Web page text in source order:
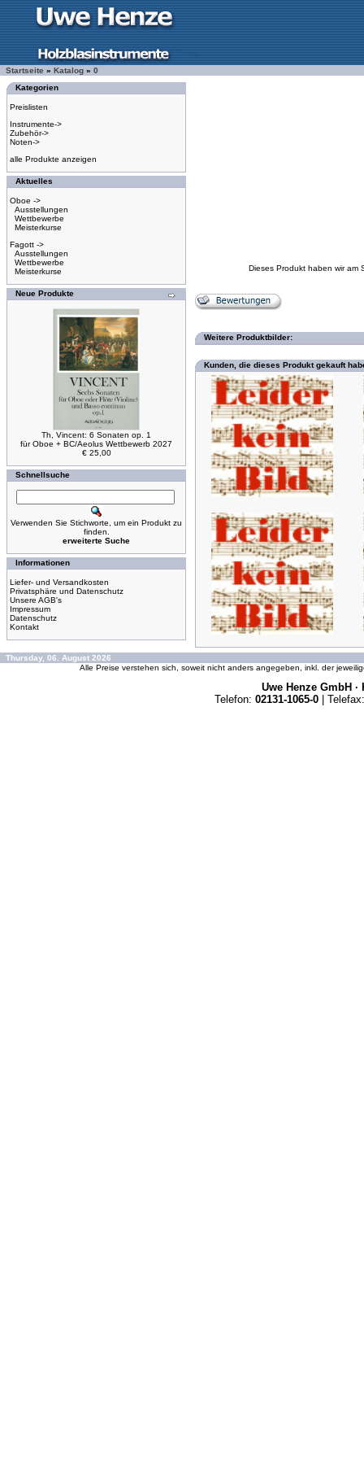
Startseite » Katalog » 0
Kategorien
Preislisten
Instrumente->
Zubehör->
Noten->
alle Produkte anzeigen
Aktuelles
Oboe ->
Ausstellungen
Wettbewerbe
Meisterkurse
Fagott ->
Ausstellungen
Wettbewerbe
Meisterkurse
Neue Produkte
Th, Vincent: 6 Sonaten op. 1
für Oboe + BC/Aeolus Wettbewerb 2027
€ 25,00
Schnellsuche
Verwenden Sie Stichworte, um ein Produkt zu
finden.
erweiterte Suche
Informationen
Liefer- und Versandkosten
Privatsphäre und Datenschutz
Unsere AGB's
Impressum
Datenschutz
Kontakt
Dieses Produkt haben wir am
Weitere Produktbilder:
Kunden, die dieses Produkt gekauft
Thursday, 06. August 2026
Alle Preise verstehen sich, soweit nicht anders angegeben, inkl. der
Uwe Henze GmbH ·
Telefon: 02131-1065-0 | Telefax: